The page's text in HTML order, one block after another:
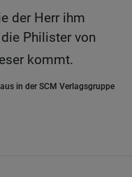
der Herr ihm
Philister von
kommt.
in der SCM Verlagsgruppe